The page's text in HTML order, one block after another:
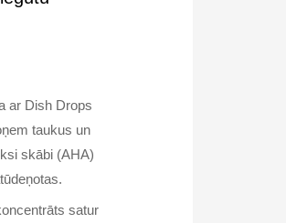
ar Dish Drops
taukus un
skābi (AHA)
satur